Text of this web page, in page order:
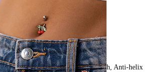
Cardine
sagomato, Cerchio
Helix, Sopracciglio, Daith, Conch, Anti-helix